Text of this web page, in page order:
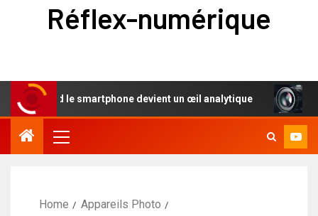
Réflex-numérique
le smartphone devient un œil analytique L’éloge
Home
Appareils Photo